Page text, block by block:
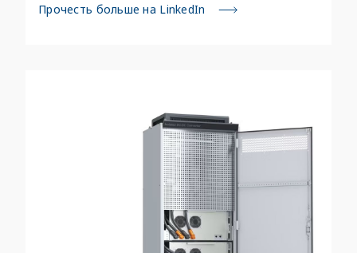
Прочесть больше на LinkedIn